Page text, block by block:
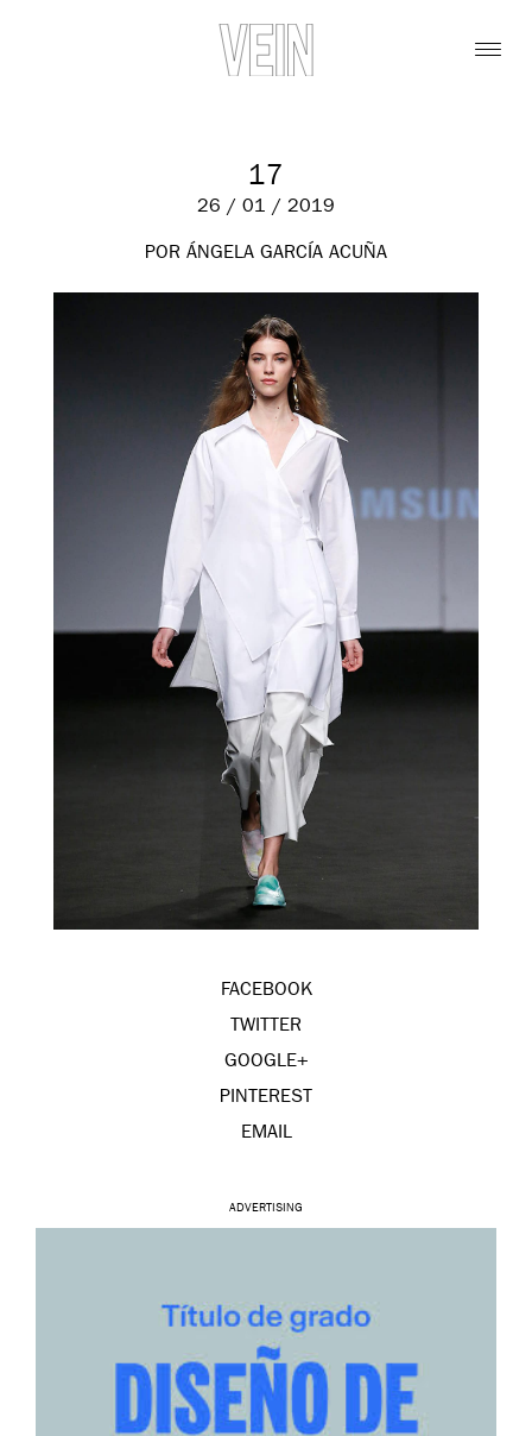
17
26 / 01 / 2019
POR ÁNGELA GARCÍA ACUÑA
FACEBOOK
TWITTER
GOOGLE+
PINTEREST
EMAIL
ADVERTISING